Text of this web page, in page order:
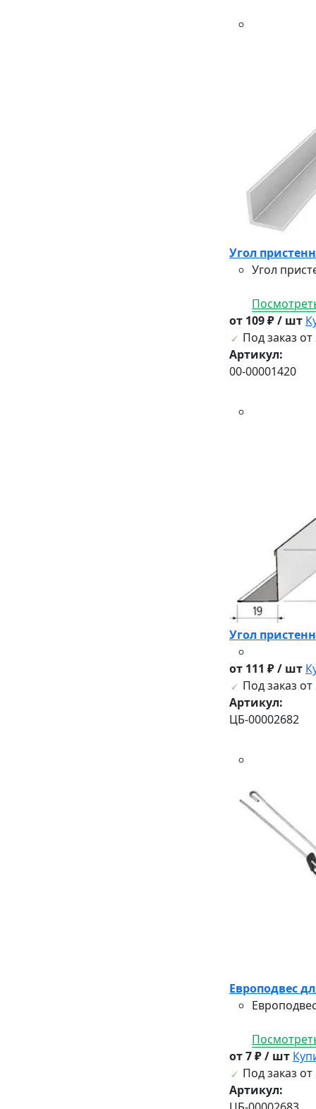
Угол
Угол
от 109 ₽ / шт
Под заказ от
Артикул:
00-00001420
Угол
от 111 ₽ / шт
Под заказ от
Артикул:
ЦБ-00002682
Европодвес
от 7 ₽ / шт
Под заказ от
Артикул: